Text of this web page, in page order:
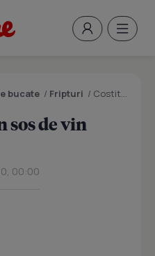
bucate / Fripturi / Costite de miel in sos de vin
sos de vin
00:00